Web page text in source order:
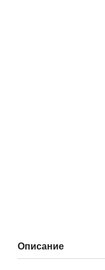
Описание